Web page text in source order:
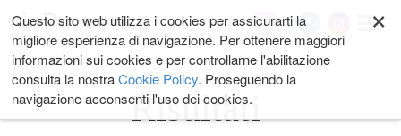
ai
contenuti.
|
Salta
alla
navigazione
My ×
Questo sito web utilizza i cookies per assicurarti la
migliore esperienza di navigazione. Per ottenere maggiori
informazioni sui cookies e per controllarne l'abilitazione
consulta la nostraCookie Policy. Proseguendo la
navigazione acconsenti l'uso dei cookies.
Risultati